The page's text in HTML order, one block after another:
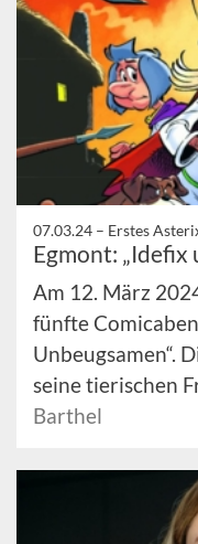
07.03.24 – Erstes
Egmont: „Idefix
Am 12. März
fünfte
Unbeugsamen“.
seine tierischen
Barthel